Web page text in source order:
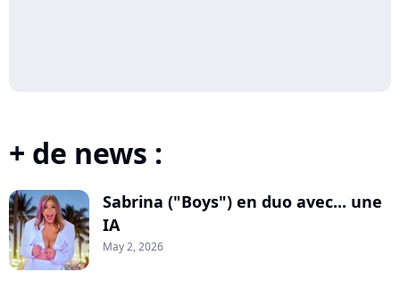
+ de news :
Sabrina ("Boys") en duo avec... une
IA
May 2, 2026